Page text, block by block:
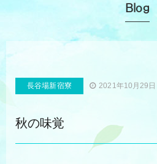
Blog
長谷場新宿寮 2021年10月29日
秋の味覚